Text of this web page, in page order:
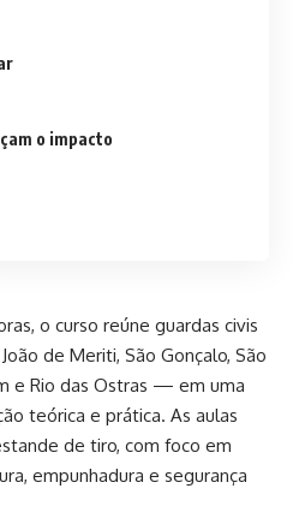
o impacto
o curso reúne guardas civis
de Meriti, São Gonçalo, São
e Rio das Ostras — em uma
teórica e prática. As aulas
de tiro, com foco em
empunhadura e segurança